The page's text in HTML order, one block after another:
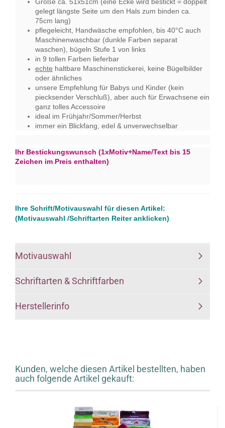
gelegt längste Seite um den Hals zum binden ca.
75cm lang)
pflegeleicht, Handwäsche empfohlen, bis 40°C auch
Maschinenwaschbar (dunkle Farben separat
waschen), bügeln Stufe 1 von links
in 9 tollen Farben lieferbar
echte haltbare Maschinenstickerei,​ keine Bügelbilder
oder ähnliches
unsere Empfehlung für Babys und Kinder (kein
piecksender Verschluß), aber auch für Erwachsene ein
ganz tolles Accessoire
ideal im Frühjahr/Sommer/Herbst
immer ein Blickfang,​​ edel & unverwechselbar
Ihr Bestickungswunsch (1xMotiv+Name/Text bis 15
Zeichen im Preis enthalten)
Ihre Schrift/Motivauswahl für diesen Artikel:
(Motivauswahl /Schriftarten Reiter anklicken)
Motivauswahl
Schriftarten & Schriftfarben
Herstellerinfo
Kunden, welche diesen Artikel bestellten, haben
auch folgende Artikel gekauft: